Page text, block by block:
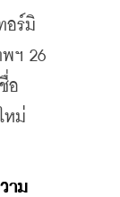
อร์มิ
ฯ 26
อ
หม่
าม